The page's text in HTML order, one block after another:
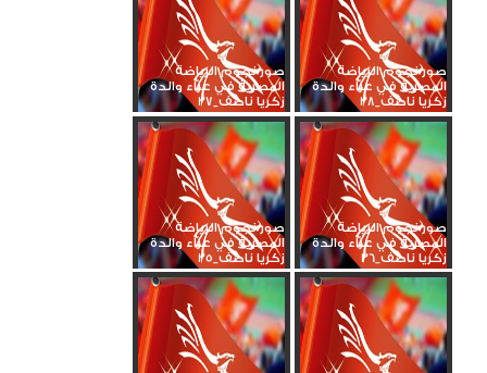
صور نجوم الرياضة
المصرية في عزاء والدة
زكريا ناصف_38
صور نجوم الرياضة
المصرية في عزاء والدة
زكريا ناصف_37
صور نجوم الرياضة
المصرية في عزاء والدة
زكريا ناصف_36
صور نجوم الرياضة
المصرية في عزاء والدة
زكريا ناصف_35